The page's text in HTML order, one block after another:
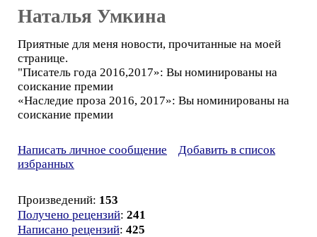
Наталья Умкина
Приятные для меня новости, прочитанные на моей
странице.
"Писатель года 2016,2017»: Вы номинированы на
соискание премии
«Наследие проза 2016, 2017»: Вы номинированы на
соискание премии
Написать личное сообщение
Добавить в список
избранных
Произведений: 153
Получено рецензий: 241
Написано рецензий: 425